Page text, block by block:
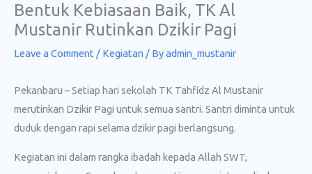
SkipBentuk Kebiasaan Baik, TK Al
Mustanir Rutinkan Dzikir Pagi
Leave a Comment / Kegiatan / Byadmin_mustanir
Pekanbaru – Setiap hari sekolah TK Tahfidz Al Mustanir
merutinkan Dzikir Pagi untuk semua santri. Santri diminta untuk
duduk dengan rapi selama dzikir pagi berlangsung.
Kegiatan ini dalam rangka ibadah kepada Allah SWT,